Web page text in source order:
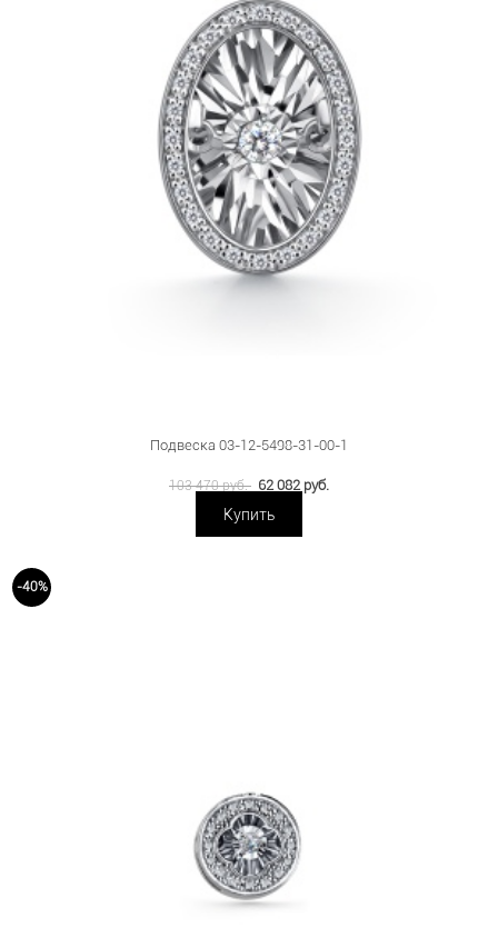
Подвеска 03-12-5498-31-00-1
103 470 руб. 62 082 руб.
Купить
-40%